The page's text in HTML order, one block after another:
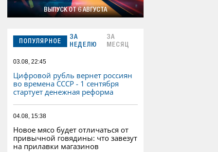
ВЫПУСК ОТ 6 АВГУСТА
ПОПУЛЯРНОЕ
ЗА
НЕДЕЛЮ
ЗА
МЕСЯЦ
03.08, 22:45
Цифровой рубль вернет россиян
во времена СССР - 1 сентября
стартует денежная реформа
04.08, 15:38
Новое мясо будет отличаться от
привычной говядины: что завезут
на прилавки магазинов